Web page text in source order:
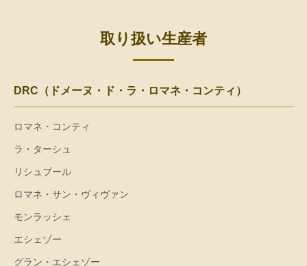
取り扱い生産者
DRC（ドメーヌ・ド・ラ・ロマネ・コンティ）
ロマネ・コンティ
ラ・ターシュ
リシュブール
ロマネ・サン・ヴィヴァン
モンラッシェ
エシェゾー
グラン・エシェゾー